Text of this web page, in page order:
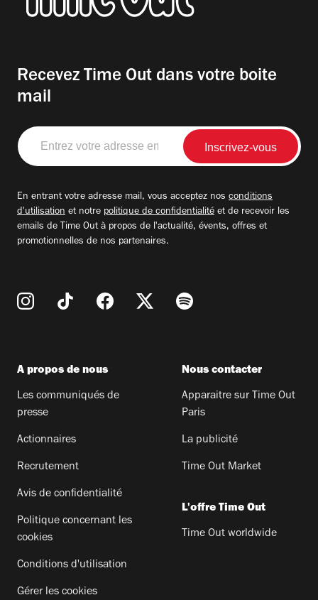
Recevez Time Out dans votre boite
mail
Entrez
votre
adresse
En entrant votre adresse mail, vous acceptez nos conditions
d'utilisation et notre politique de confidentialité et de recevoir les
emails de Time Out à propos de l'actualité, évents, offres et
promotionnelles de nos partenaires.
A propos de nous
Les communiqués de
presse
Actionnaires
Recrutement
Avis de confidentialité
Politique concernant les
cookies
Conditions d'utilisation
Gérer les cookies
Nous contacter
Apparaitre sur Time Out
Paris
La publicité
Time Out Market
L'offre Time Out
Time Out worldwide